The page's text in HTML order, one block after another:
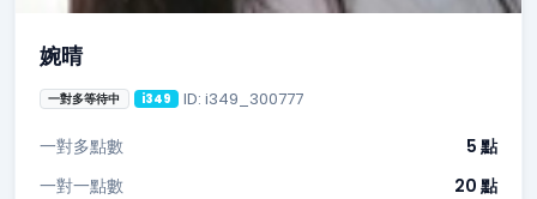
婉晴
一對多等待中 i349 ID: i349_300777
一對多點數
5 點
一對一點數
20 點